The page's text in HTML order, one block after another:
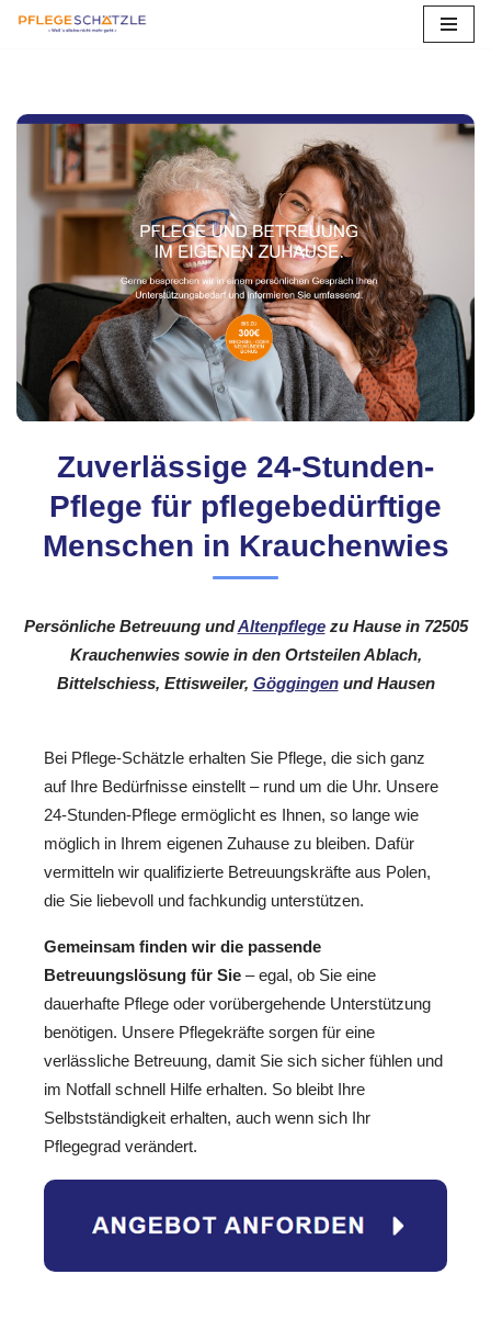
springen
Zuverlässige 24-Stunden-
Pflege für pflegebedürftige
Menschen in Krauchenwies
Persönliche Betreuung undAltenpflegezu Hause in 72505
Krauchenwies sowie in den Ortsteilen Ablach,
Bittelschiess, Ettisweiler, Göggingenund Hausen
Bei Pflege-Schätzle erhalten Sie Pflege, die sich ganz
auf Ihre Bedürfnisse einstellt – rund um die Uhr. Unsere
24-Stunden-Pflege ermöglicht es Ihnen, so lange wie
möglich in Ihrem eigenen Zuhause zu bleiben. Dafür
vermitteln wir qualifizierte Betreuungskräfte aus Polen,
die Sie liebevoll und fachkundig unterstützen.
Gemeinsam finden wir die passende
Betreuungslösung für Sie – egal, ob Sie eine
dauerhafte Pflege oder vorübergehende Unterstützung
benötigen. Unsere Pflegekräfte sorgen für eine
verlässliche Betreuung, damit Sie sich sicher fühlen und
im Notfall schnell Hilfe erhalten. So bleibt Ihre
Selbstständigkeit erhalten, auch wenn sich Ihr
Pflegegrad verändert.